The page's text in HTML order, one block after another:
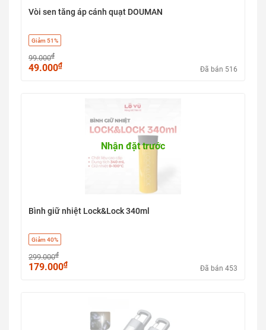
Vòi sen tăng áp cánh quạt DOUMAN
Giảm 51%
99.000₫
49.000₫ Đã bán 516
Nhận đặt trước
Bình giữ nhiệt Lock&Lock 340ml
Giảm 40%
299.000₫
179.000₫ Đã bán 453